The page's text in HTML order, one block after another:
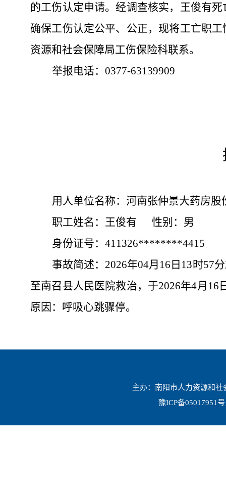
的工伤认定申请。经调查核实，王俊有
确保工伤认定公平、公正，现将工亡职
资源和社会保障局工伤保险科联系。
举报电话： 0377-63139909
用人单位名称：河南张仲景大药房
职工姓名：王俊有
性别：男
身份证号： 411326********4415
事故简述： 2026年04月16日13时57
至南召县人民医院救治，于2026年4月
原因：呼吸心跳骤停。
主办：南阳市人力资源和
豫ICP备05017951号